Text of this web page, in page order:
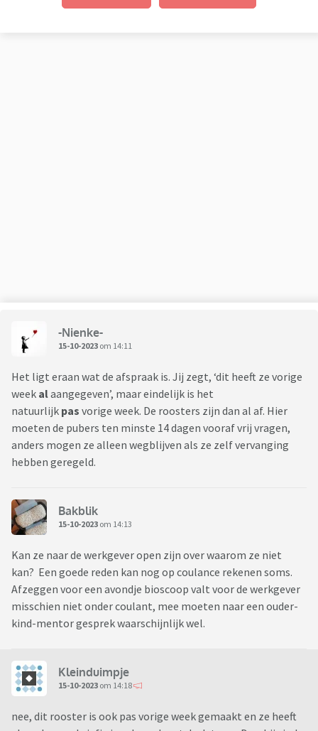
-Nienke-
15-10-2023 om 14:11
Het ligt eraan wat de afspraak is. Jij zegt, ‘dit heeft ze vorige
week alaangegeven’, maar eindelijk is het
natuurlijk pas vorige week. De roosters zijn dan al af. Hier
moeten de pubers ten minste 14 dagen vooraf vrij vragen,
anders mogen ze alleen wegblijven als ze zelf vervanging
hebben geregeld.
Bakblik
15-10-2023 om 14:13
Kan ze naar de werkgever open zijn over waarom ze niet
kan? Een goede reden kan nog op coulance rekenen soms.
Afzeggen voor een avondje bioscoop valt voor de werkgever
misschien niet onder coulant, mee moeten naar een ouder-
kind-mentor gesprek waarschijnlijk wel.
Kleinduimpje
15-10-2023 om 14:18
nee, dit rooster is ook pas vorige week gemaakt en ze heeft